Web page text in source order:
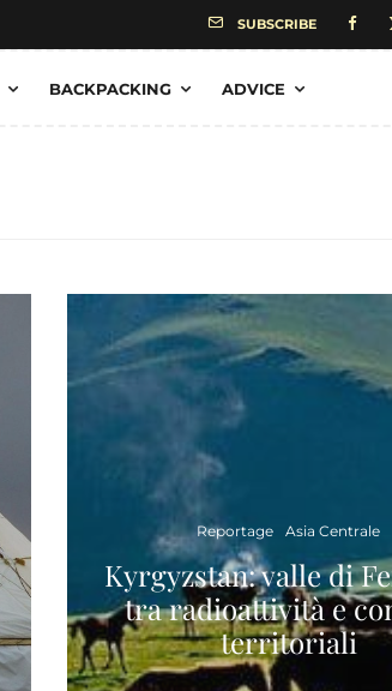
SUBSCRIBE
BACKPACKING ADVICE
Reportage Asia Centrale
Kyrgyzstan: valle di
tra radioattività e
territoriali